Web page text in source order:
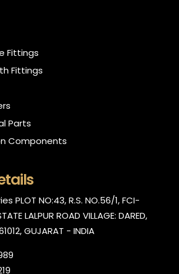
Fittings
Fittings
Parts
Components
PLOT NO:43, R.S. NO.56/1, FCI-
LALPUR ROAD VILLAGE: DARED,
GUJARAT - INDIA